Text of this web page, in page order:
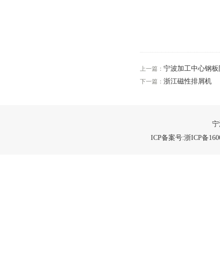
上一篇： 宁波加工中心钢
下一篇： 浙江磁性排屑机
ICP备案号:浙ICP备